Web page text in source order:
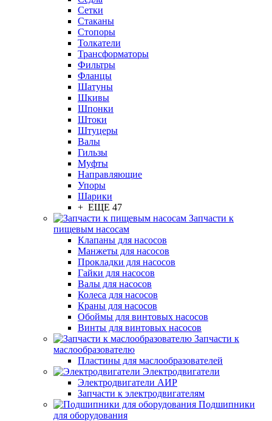
Сетки
Стаканы
Стопоры
Толкатели
Трансформаторы
Фильтры
Фланцы
Шатуны
Шкивы
Шпонки
Штоки
Штуцеры
Валы
Гильзы
Муфты
Направляющие
Упоры
Шарики
+ ЕЩЕ 47
Запчасти к
пищевым насосам
Клапаны для насосов
Манжеты для насосов
Прокладки для насосов
Гайки для насосов
Валы для насосов
Колеса для насосов
Краны для насосов
Обоймы для винтовых насосов
Винты для винтовых насосов
Запчасти к
маслообразователю
Пластины для маслообразователей
Электродвигатели
Электродвигатели АИР
Запчасти к электродвигателям
Подшипники
для оборудования